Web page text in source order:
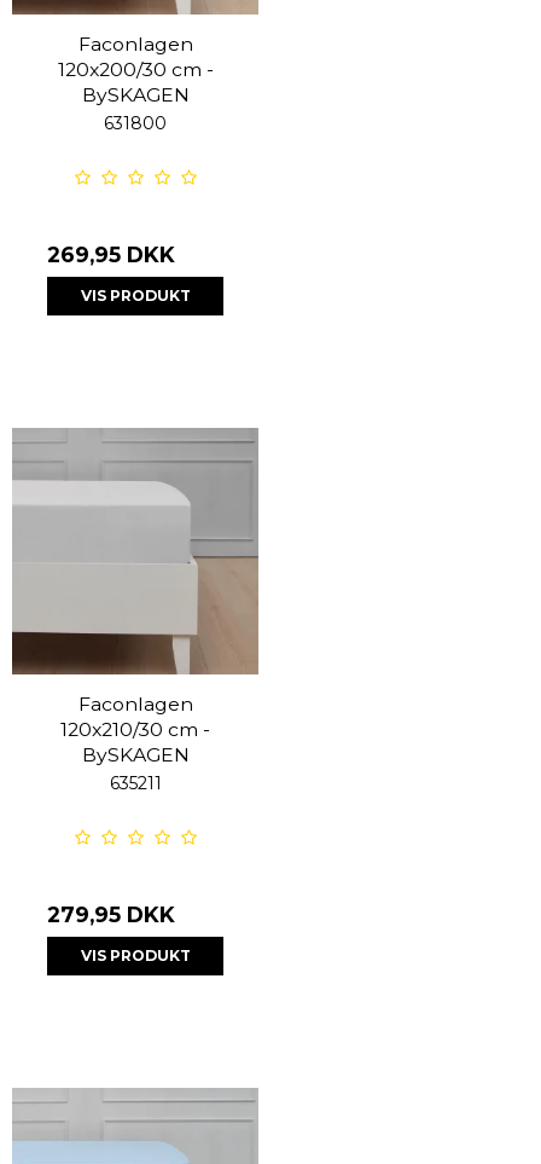
Faconlagen
120x200/30 cm -
BySKAGEN
631800
269,95 DKK
VIS PRODUKT
Faconlagen
120x210/30 cm -
BySKAGEN
635211
279,95 DKK
VIS PRODUKT